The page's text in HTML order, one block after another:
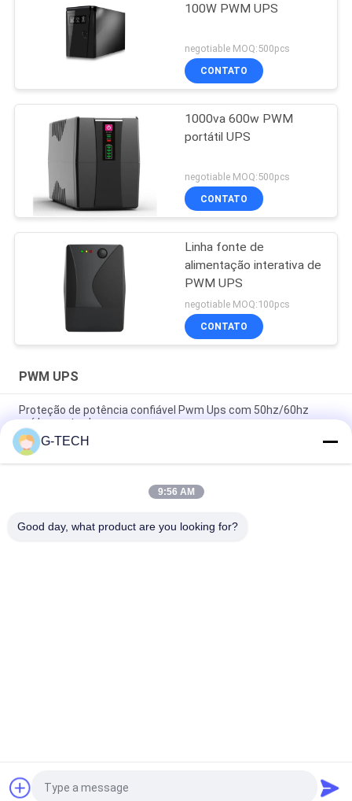
100W PWM UPS
negotiable MOQ:500pcs
CONTATO
1000va 600w PWM
portátil UPS
negotiable MOQ:500pcs
CONTATO
Linha fonte de
alimentação interativa de
PWM UPS
negotiable MOQ:100pcs
CONTATO
PWM UPS
Proteção de potência confiável Pwm Ups com 50hz/60hz
saída e entrada
1000VA 600W Linha de onda sinusal modificada UPS
interativo, UPS para computadores
UPS Linha-interativo 400-2000va 3000va (plástico) (mental)
Pedir um orçamento
G-TECH
9:56 AM
Good day, what product are you looking for?